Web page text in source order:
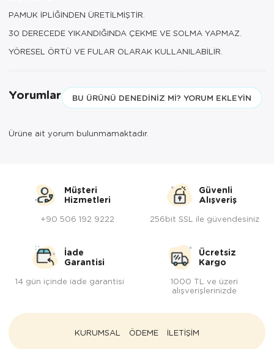
PAMUK İPLİĞİNDEN ÜRETİLMİŞTİR.
30 DERECEDE YIKANDIĞINDA ÇEKME VE SOLMA YAPMAZ.
YÖRESEL ÖRTÜ VE FULAR OLARAK KULLANILABİLİR.
Yorumlar BU ÜRÜNÜ DENEDINIZ MI? YORUM EKLEYIN
Ürüne ait yorum bulunmamaktadır.
Müşteri
Hizmetleri
+90 506 192 9222
Güvenli
Alışveriş
256bit SSL ile güvendesiniz
İade
Garantisi
14 gün içinde iade garantisi
Ücretsiz
Kargo
1000 TL ve üzeri
alışverişlerinizde
KURUMSAL ÖDEME İLETİŞİM